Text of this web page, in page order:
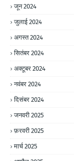
जून 2024
जुलाई 2024
अगस्त 2024
सितंबर 2024
अक्टूबर 2024
नवंबर 2024
दिसंबर 2024
जनवरी 2025
फ़रवरी 2025
मार्च 2025